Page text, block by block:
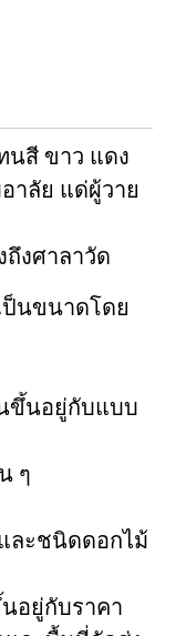
นสี ขาว แดง
าลัย แด่ผู้วาย
งศาลาวัด
ป็นขนาดโดย
ขึ้นอยู่กับแบบ
ๆ
ละชนิดดอกไม้
อยู่กับราคา